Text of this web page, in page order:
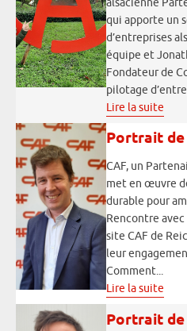
qui apporte un
d’entreprises
équipe et
Fondateur de
pilotage
Lire la suite
Portrait de
CAF, un
met en œuvre
durable pour
Rencontre avec
site CAF de
leur
Comment...
Lire la suite
Portrait